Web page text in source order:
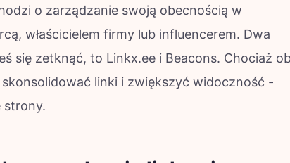
o zarządzanie swoją obecnością w
właścicielem firmy lub influencerem. Dwa
się zetknąć, to Linkx.ee i Beacons. Chociaż
linki i zwiększyć widoczność -
strony.